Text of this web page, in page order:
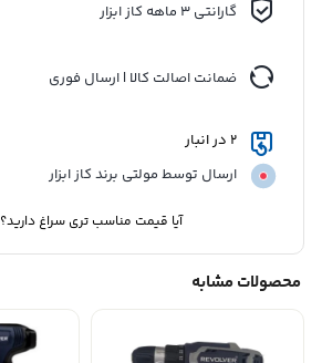
گارانتی 3 ماهه کاز ابزار
ضمانت اصالت کالا | ارسال فوری
2 در انبار
ارسال توسط مولتی برند کاز ابزار
آیا قیمت مناسب تری سراغ دارید؟
محصولات مشابه